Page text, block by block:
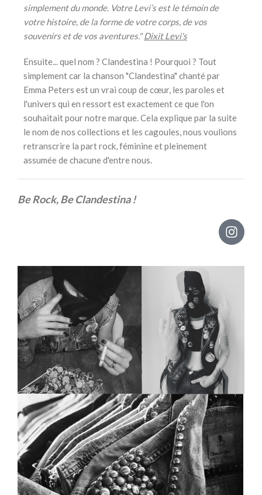
simplement du monde. Votre Levi’s est le témoin de
votre histoire, de la forme de votre corps, de vos
souvenirs et de vos aventures."Dixit Levi's
Ensuite... quel nom ? Clandestina ! Pourquoi ? Tout
simplement car la chanson "Clandestina" chanté par
Emma Peters est un vrai coup de cœur, les paroles et
l'univers qui en ressort est exactement ce que l'on
souhaitait pour notre marque. Cela explique par la suite
le nom de nos collections et les cagoules, nous voulions
retranscrire la part rock, féminine et pleinement
assumée de chacune d'entre nous.
Be Rock, Be Clandestina !